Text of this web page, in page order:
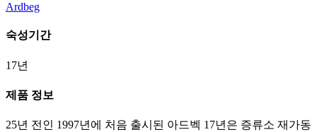
Ardbeg
숙성기간
17년
제품 정보
25년 전인 1997년에 처음 출시된 아드벡 17년은 증류소 재가동